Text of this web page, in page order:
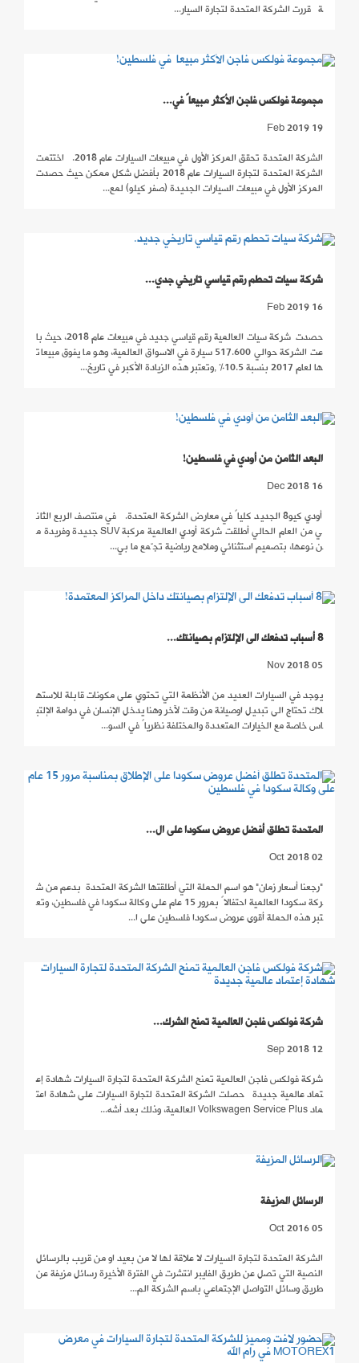
ة قررت الشركة المتحدة لتجارة السيار...
مجموعة فولكس فاجن الأكثر مبيعاً في...
19 Feb 2019
الشركة المتحدة تحقق المركز الأول في مبيعات السيارات عام 2018. اختتمت
الشركة المتحدة لتجارة السيارات عام 2018 بأفضل شكل ممكن حيث حصدت
المركز الأول في مبيعات السيارات الجديدة (صفر كيلو) لمع...
شركة سيات تحطم رقم قياسي تاريخي جدي...
16 Feb 2019
حصدت شركة سيات العالمية رقم قياسي جديد في مبيعات عام 2018، حيث با
عت الشركة حوالي 517.600 سيارة في الاسواق العالمية، وهو ما يفوق مبيعات
ها لعام 2017 بنسبة 10.5% ,وتعتبر هذه الزيادة الأكبر في تاريخ...
البعد الثامن من أودي في فلسطين!
16 Dec 2018
أودي كيو8 الجديد كلياً في معارض الشركة المتحدة. في منتصف الربع الثان
ي من العام الحالي أطلقت شركة أودي العالمية مركبة SUV جديدة وفريدة م
ن نوعها، بتصميم استثنائي وملامح رياضية تجّمع ما بي...
8 أسباب تدفعك الى الإلتزام بصيانتك...
05 Nov 2018
يوجد في السيارات العديد من الأنظمة التي تحتوي على مكونات قابلة للاسته
لاك تحتاج الى تبديل اوصيانة من وقت لآخر وهنا يدخل الإنسان في دوامة الإلتب
اس خاصة مع الخيارات المتعددة والمختلفة نظرياً في السو...
المتحدة تطلق أفضل عروض سكودا على ال...
02 Oct 2018
"رجعنا أسعار زمان" هو اسم الحملة التي أطلقتها الشركة المتحدة بدعم من ش
ركة سكودا العالمية احتفالاً بمرور 15 عام على وكالة سكودا في فلسطين، وتع
تبر هذه الحملة أقوى عروض سكودا فلسطين على ا...
شركة فولكس فاجن العالمية تمنح الشرك...
12 Sep 2018
شركة فولكس فاجن العالمية تمنح الشركة المتحدة لتجارة السيارات شهادة إع
تماد عالمية جديدة حصلت الشركة المتحدة لتجارة السيارات على شهادة اعت
ماد Volkswagen Service Plus العالمية، وذلك بعد أشه...
الرسائل المزيفة
05 Oct 2016
الشركة المتحدة لتجارة السيارات لا علاقة لها لا من بعيد او من قريب بالرسائل
النصية التي تصل عن طريق الفايبر انتشرت في الفترة الأخيرة رسائل مزيفة عن
طريق وسائل التواصل الإجتماعي باسم الشركة الم...